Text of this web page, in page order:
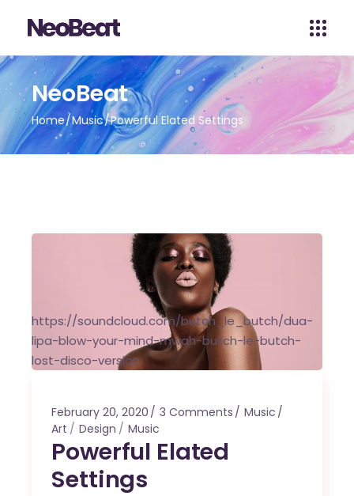
NeoBeat
Home Music Powerful Elated Settings
https://soundcloud.com/butch_le_butch/dua-
lipa-blow-your-mind-mwah-butch-le-butch-
lost-disco-version
February 20, 2020 3 Comments
Music
Art
Design Music
Powerful Elated
Settings